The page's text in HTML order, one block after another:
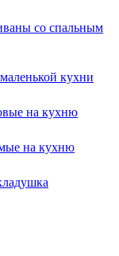
со спальным
кухни
на кухню
на кухню